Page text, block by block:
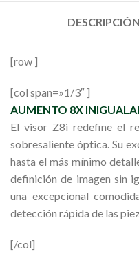
[row ]
[col span=»1/3″ ]
AUMENTO 8X
El visor Z8i redefine el
sobresaliente óptica. Su
hasta el más mínimo
definición de imagen sin
una excepcional
detección rápida de las
[/col]